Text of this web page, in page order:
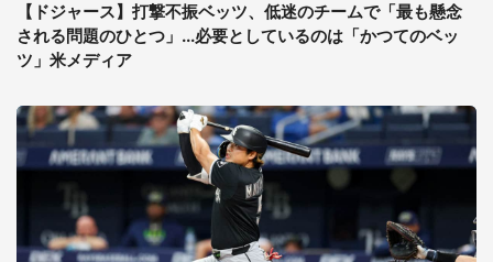
【ドジャース】打撃不振ベッツ、低迷のチームで「最も懸念
される問題のひとつ」...必要としているのは「かつてのベッ
ツ」米メディア